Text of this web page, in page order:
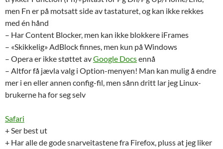
men Fn er på motsatt side av tastaturet, og kan ikke rekkes
med én hånd
– Har Content Blocker, men kan ikke blokkere iFrames
– «Skikkelig» AdBlock finnes, men kun på Windows
– Opera er ikke støttet avGoogle Docsennå
– Altfor få jævla valg i Option-menyen! Man kan mulig å endre
mer i en eller annen config-fil, men sånn dritt lar jeg Linux-
brukerne ha for seg selv
Safari
+ Ser best ut
+ Har alle de gode snarveitastene fra Firefox, pluss at jeg liker